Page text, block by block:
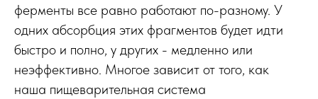
ферменты все равно работают по-разному. У
одних абсорбция этих фрагментов будет идти
быстро и полно, у других - медленно или
неэффективно. Многое зависит от того, как
наша пищеварительная система